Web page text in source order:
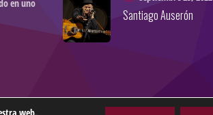
en uno
Santiago Auserón